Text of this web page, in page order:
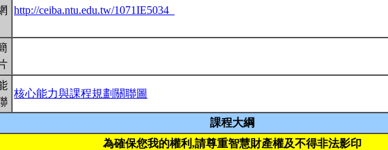
http://ceiba.ntu.edu.tw/1071IE5034_
核心能力與課程規劃關聯圖
課程大綱
為確保您我的權利,請尊重智慧財產權及不得非法影印